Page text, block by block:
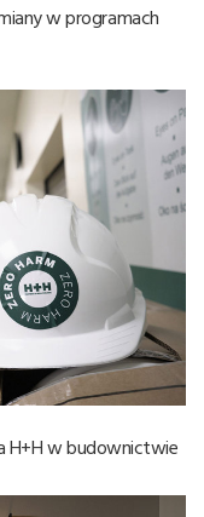
w programach
H+H w budownictwie